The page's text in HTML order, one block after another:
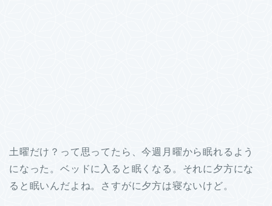
土曜だけ？って思ってたら、今週月曜から眠れるよう
になった。ベッドに入ると眠くなる。それに夕方にな
ると眠いんだよね。さすがに夕方は寝ないけど。